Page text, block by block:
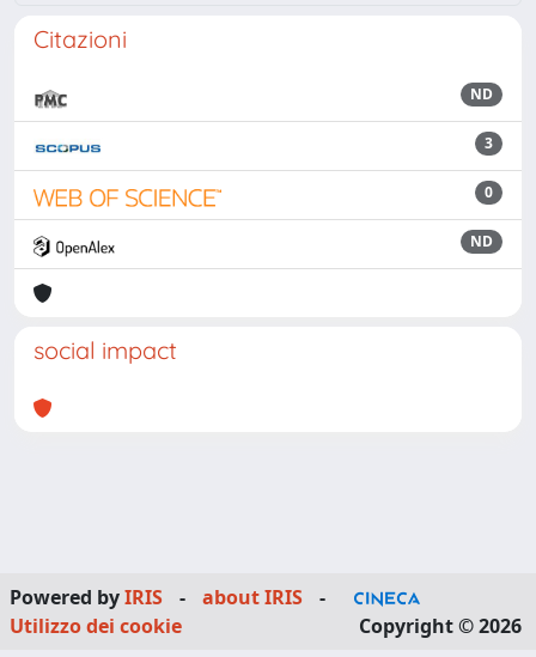
Citazioni
ND
3
0
ND
social impact
Powered byIRIS - about IRIS
-
Utilizzo dei cookie
Copyright © 2026